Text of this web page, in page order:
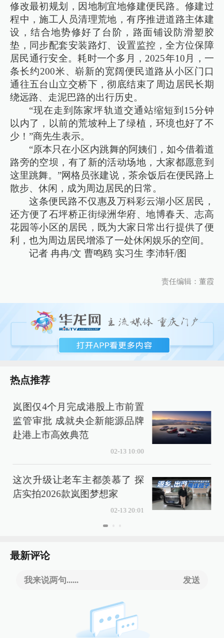
修改最初规划，因地制宜地修建便民路。修建过
程中，施工人员清理荒地，有序推进道路主体建
设，结合地势修好了台阶，路面铺设防滑塑胶
垫，同步配套安装路灯、设置监控，全方位保障
居民通行安全。耗时一个多月，2025年10月，一
条长约200米、崭新的宽阔便民道路从小区门口
通往五台山立交桥下，彻底结束了周边居民长期
绕远路、走泥巴路的出行历史。
“现在走到陈家坪轨道交通站缩短到15分钟
以内了，以前的荒坡种上了绿植，环境也好了不
少！”商先生表示。
“原本只在小区内跳舞的阿姨们，如今借着道
路旁的空坝，有了新的活动场地，大家都愿意到
这里跳舞。”网格员张建说，茶余饭后在便民路上
散步、休闲，成为周边居民的日常。
这条便民路不仅惠及万科彩云湖小区居民，
还方便了石坪桥正街绿洲华府、地博春天、志高
花园等小区的居民，既为大家日常出行提供了便
利，也为周边居民增添了一处休闲娱乐的空间。
记者 冉冉/文 曹鸣鸥 实习生 李沛轩/图
责任编辑：董霞
热点推荐
岚图仅4个月完成港股上市前置
监管审批 成就央企新能源品牌
赴港上市高效典范
02-13 10:00
这次升级让老车主都羡慕了 探
店实拍2026款岚图梦想家
02-13 20:01
最新评论
我来说两句...... 发送